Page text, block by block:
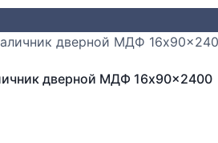
дверной МДФ 16x90x2400